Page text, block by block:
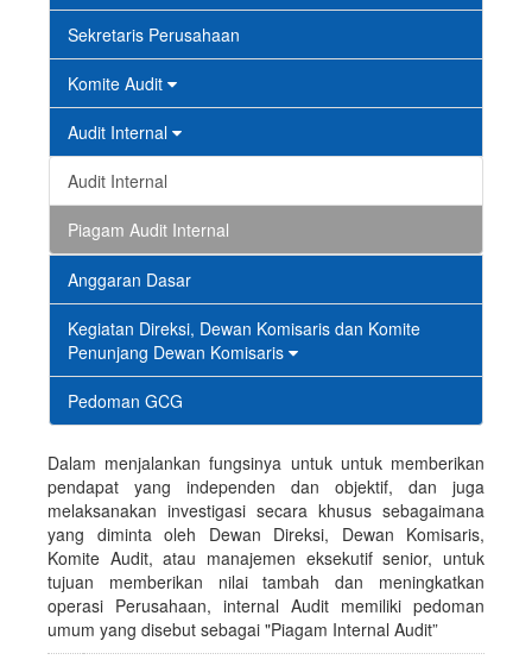
Sekretaris Perusahaan
Komite Audit
Audit Internal
Audit Internal
Piagam Audit Internal
Anggaran Dasar
Kegiatan Direksi, Dewan Komisaris dan Komite
Penunjang Dewan Komisaris
Pedoman GCG
Dalam menjalankan fungsinya untuk untuk memberikan
pendapat yang independen dan objektif, dan juga
melaksanakan investigasi secara khusus sebagaimana
yang diminta oleh Dewan Direksi, Dewan Komisaris,
Komite Audit, atau manajemen eksekutif senior, untuk
tujuan memberikan nilai tambah dan meningkatkan
operasi Perusahaan, internal Audit memiliki pedoman
umum yang disebut sebagai "Piagam Internal Audit”